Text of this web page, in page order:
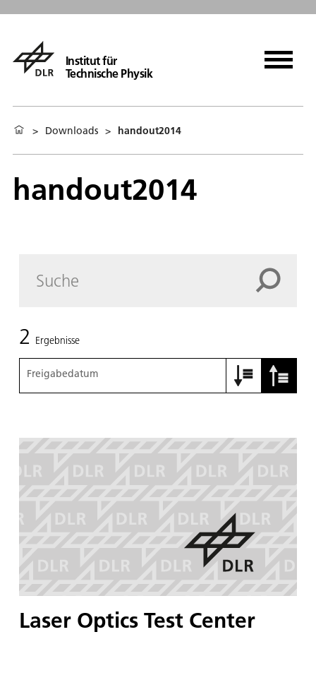
Institut für
Technische Physik
> Downloads > handout2014
handout2014
2 Ergebnisse
Freigabedatum
Laser Optics Test Center